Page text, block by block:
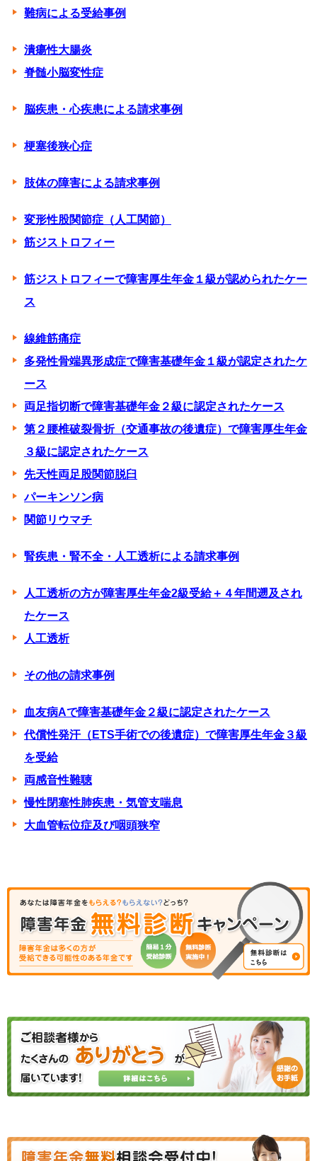
難病による受給事例
潰瘍性大腸炎
脊髄小脳変性症
脳疾患・心疾患による請求事例
梗塞後狭心症
肢体の障害による請求事例
変形性股関節症（人工関節）
筋ジストロフィー
筋ジストロフィーで障害厚生年金１級が認められたケー
ス
線維筋痛症
多発性骨端異形成症で障害基礎年金１級が認定されたケ
ース
両足指切断で障害基礎年金２級に認定されたケース
第２腰椎破裂骨折（交通事故の後遺症）で障害厚生年金
３級に認定されたケース
先天性両足股関節脱臼
パーキンソン病
関節リウマチ
腎疾患・腎不全・人工透析による請求事例
人工透析の方が障害厚生年金2級受給＋４年間遡及され
たケース
人工透析
その他の請求事例
血友病Aで障害基礎年金２級に認定されたケース
代償性発汗（ETS手術での後遺症）で障害厚生年金３級
を受給
両感音性難聴
慢性閉塞性肺疾患・気管支喘息
大血管転位症及び咽頭狭窄